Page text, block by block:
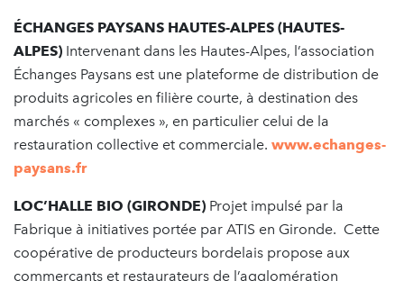
ÉCHANGES PAYSANS HAUTES-ALPES (HAUTES-
ALPES) Intervenant dans les Hautes-Alpes, l’association
Échanges Paysans est une plateforme de distribution de
produits agricoles en filière courte, à destination des
marchés « complexes », en particulier celui de la
restauration collective et commerciale. www.echanges-
paysans.fr
LOC’HALLE BIO (GIRONDE) Projet impulsé par la
Fabrique à initiatives portée par ATIS en Gironde. Cette
coopérative de producteurs bordelais propose aux
commerçants et restaurateurs de l’agglomération